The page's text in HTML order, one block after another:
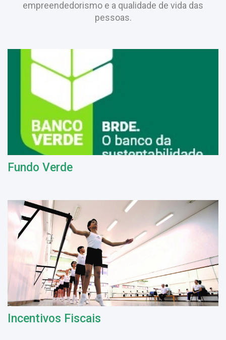
empreendedorismo e a qualidade de vida das
pessoas.
Fundo Verde
Incentivos Fiscais